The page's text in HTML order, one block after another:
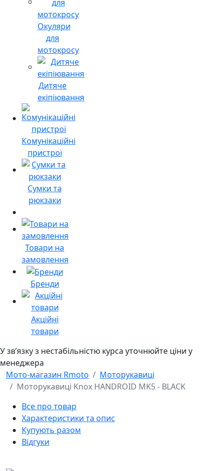
Окуляри
для
мотокросу
Дитяче
екіпіювання
Комунікаційні
пристрої
Сумки та
рюкзаки
Товари на
замовлення
Бренди
Акційні
товари
У звʼязку з нестабільністю курса уточнюйте ціни у
менеджера
Мото-магазин Rmoto
Моторукавиці
Моторукавиці Knox HANDROID MK5 - BLACK
Все про товар
Характеристики та опис
Купують разом
Відгуки